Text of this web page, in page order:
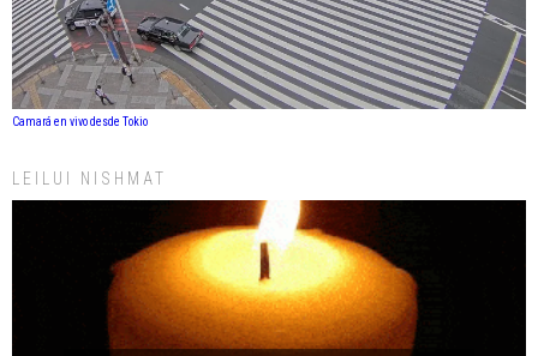
Camará en vivo desde Tokio
LEILUI NISHMAT